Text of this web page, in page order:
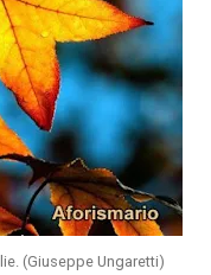
(Giuseppe Ungaretti)